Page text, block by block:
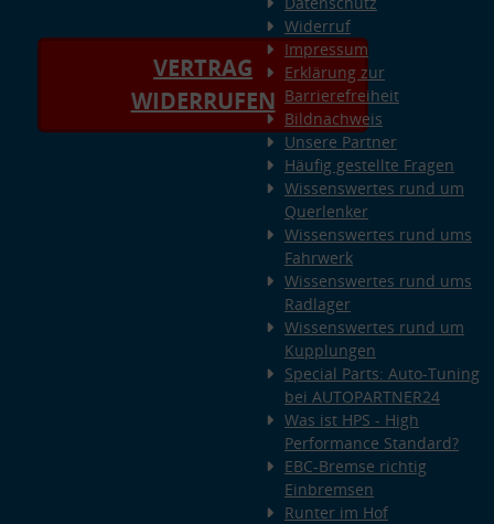
VERTRAG
WIDERRUFEN
Widerruf
Impressum
Erklärung zur
Barrierefreiheit
Bildnachweis
Unsere Partner
Häufig gestellte Fragen
Wissenswertes rund um
Querlenker
Wissenswertes rund ums
Fahrwerk
Wissenswertes rund ums
Radlager
Wissenswertes rund um
Kupplungen
Special Parts: Auto-Tuning
bei AUTOPARTNER24
Was ist HPS - High
Performance Standard?
EBC-Bremse richtig
Einbremsen
Runter im Hof